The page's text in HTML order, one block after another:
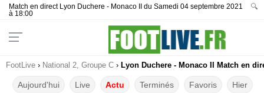
Match en direct Lyon Duchere - Monaco II du Samedi 04 septembre 2021
à 18:00
🔍
FootLive › National 2, Groupe C › Lyon Duchere - Monaco II Match en
Aujourd'hui Live Actu Terminés Favoris Hier